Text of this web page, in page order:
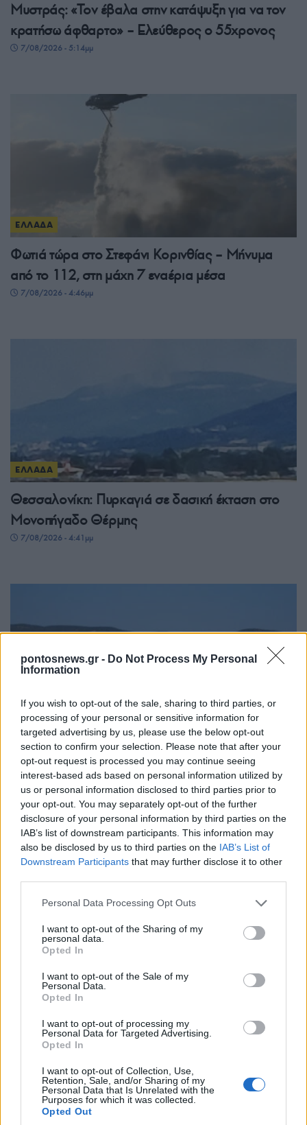
pontosnews.gr - Do Not Process My Personal
Information
If you wish to opt-out of the sale, sharing to third parties, or
processing of your personal or sensitive information for
targeted advertising by us, please use the below opt-out
section to confirm your selection. Please note that after your
opt-out request is processed you may continue seeing
interest-based ads based on personal information utilized by
us or personal information disclosed to third parties prior to
your opt-out. You may separately opt-out of the further
disclosure of your personal information by third parties on the
IAB’s list of downstream participants. This information may
also be disclosed by us to third parties on the IAB’s List of
Downstream Participants that may further disclose it to other
Please note that this website/app uses one or more Google
not limited to your visit or usage behaviour. You may click to
grant or deny consent to Google and its third-party tags to
use your data for below specified purposes in below Google
consent section.
Personal Data Processing Opt Outs
I want to opt-out of the Sharing of my
personal data.
Opted In
I want to opt-out of the Sale of my
Personal Data.
Opted In
I want to opt-out of processing my
Personal Data for Targeted Advertising.
Opted In
I want to opt-out of Collection, Use,
Retention, Sale, and/or Sharing of my
Personal Data that Is Unrelated with the
Purposes for which it was collected.
Opted Out
Μυστράς: «Τον έβαλα στην κατάψυξη για να τον
κρατήσω άφθαρτο» – Ελεύθερος ο 55χρονος
7/08/2026 - 5:14μμ
ΕΛΛΑΔΑ
Φωτιά τώρα στο Στεφάνι Κορινθίας – Μήνυμα
από το 112, στη μάχη 7 εναέρια μέσα
7/08/2026 - 4:46μμ
ΕΛΛΑΔΑ
Θεσσαλονίκη: Πυρκαγιά σε δασική έκταση στο
Μονοπήγαδο Θέρμης
7/08/2026 - 4:41μμ
ΕΛΛΑΔΑ
Πυργαδίκια Χαλκιδικής: Έναν αιώνα ζωής
συμπληρώνει ο προσφυγικός οικισμός – Η
ιστορία του ξεριζωμού από την Αφθόνη του
Μαρμαρά
7/08/2026 - 2:00μμ
ΕΛΛΑΔΑ
ΕΛΑΣ: Φυτεία με περισσότερα από 2.000
δενδρύλλια κάνναβης εντοπίστηκε σε δύσβατη
δασική περιοχή στη Φθιώτιδα
7/08/2026 - 1:32μμ